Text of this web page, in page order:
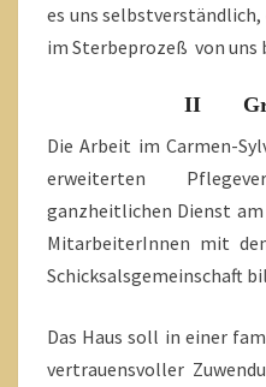
es uns selbstverständlich,
im Sterbeprozeß von uns
II
Die Arbeit im Carmen-
erweiterten
ganzheitlichen Dienst
MitarbeiterInnen mit
Schicksalsgemeinschaft
Das Haus soll in einer
vertrauensvoller